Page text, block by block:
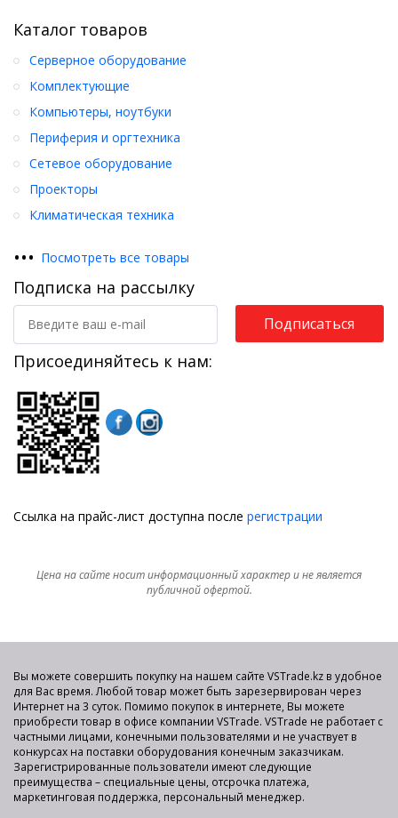
Каталог товаров
Серверное оборудование
Комплектующие
Компьютеры, ноутбуки
Периферия и оргтехника
Сетевое оборудование
Проекторы
Климатическая техника
••• Посмотреть все товары
Подписка на рассылку
Подписаться
Присоединяйтесь к нам:
Ссылка на прайс-лист доступна после регистрации
Цена на сайте носит информационный характер и не является
публичной офертой.
Вы можете совершить покупку на нашем сайте VSTrade.kz в удобное
для Вас время. Любой товар может быть зарезервирован через
Интернет на 3 суток. Помимо покупок в интернете, Вы можете
приобрести товар в офисе компании VSTrade. VSTrade не работает с
частными лицами, конечными пользователями и не участвует в
конкурсах на поставки оборудования конечным заказчикам.
Зарегистрированные пользователи имеют следующие
преимущества – специальные цены, отсрочка платежа,
маркетинговая поддержка, персональный менеджер.